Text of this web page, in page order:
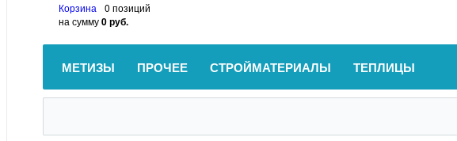
Корзина
0 позиций
на сумму0 руб.
МЕТИЗЫ ПРОЧЕЕ СТРОЙМАТЕРИАЛЫ ТЕПЛИЦЫ